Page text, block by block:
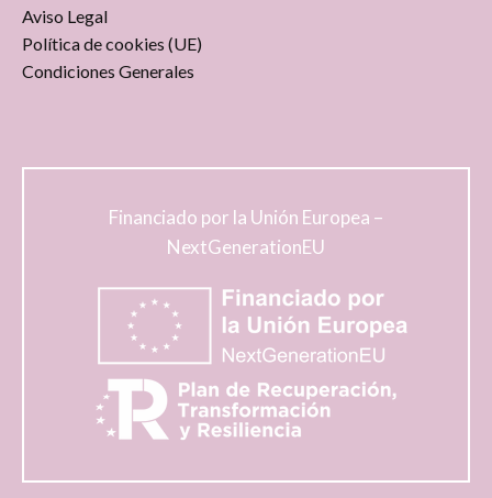
Aviso Legal
Política de cookies (UE)
Condiciones Generales
Financiado por la Unión Europea –
NextGenerationEU